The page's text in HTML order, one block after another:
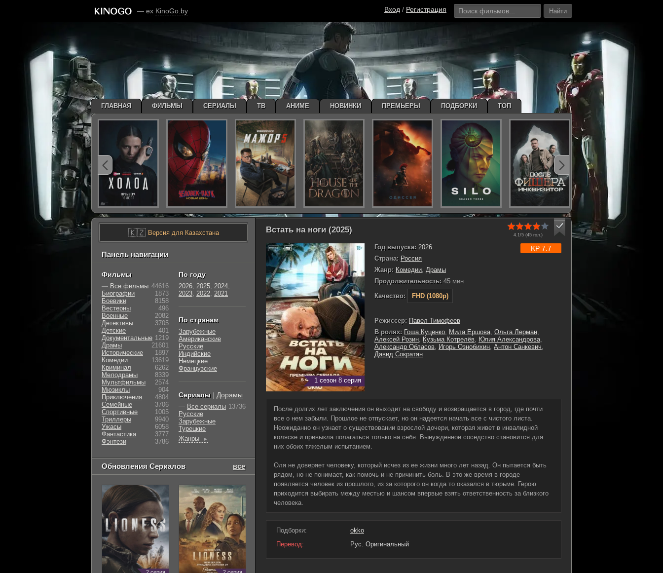
— ex KinoGo.by Вход / Регистрация Найти
Встать на ноги (2025)
4.1/5 (45 гол.)
1 сезон 8 серия
Год выпуска: 2026
Страна: Россия
Жанр: Комедии, Драмы
Продолжительность: 45 мин
Качество:
FHD (1080p)
KP 7.7
Режиссер: Павел Тимофеев
В ролях: Гоша Куценко, Мила Ершова, Ольга Лерман,
Алексей Розин, Кузьма Котрелёв, Юлия Александрова,
Александр Обласов, Игорь Ознобихин, Антон Санкевич,
Давид Сократян
После долгих лет заключения он выходит на свободу и возвращается в город, где почти
все о нем забыли. Прошлое не отпускает, но он надеется начать все с чистого листа.
Неожиданно он узнает о существовании взрослой дочери, которая живет в инвалидной
коляске и привыкла полагаться только на себя. Вынужденное соседство становится для
них обоих тяжелым испытанием.
Оля не доверяет человеку, который исчез из ее жизни много лет назад. Он пытается быть
рядом, но не понимает, как помочь и не причинить боль. В это же время в городе
появляется человек из прошлого, из за которого он когда то оказался в тюрьме. Герою
приходится выбирать между местью и шансом впервые взять ответственность за близкого
человека.
Подборки:
okko
Перевод:
Рус. Оригинальный
🇰🇿Версия для Казахстана
Панель навигации
Фильмы
— Все фильмы 44616
Биографии
1873
Боевики
8158
Вестерны
496
Военные
2082
Детективы
3705
Детские
401
Документальные 1219
Драмы
21601
Исторические
1897
Комедии
13619
Криминал
6262
Мелодрамы
8339
Мультфильмы
2574
Мюзиклы
904
Приключения
4804
Семейные
3706
Cпортивные
1005
Триллеры
9940
Ужасы
6058
Фантастика
3777
Фэнтези
3786
По году
2026, 2025, 2024,
2023, 2022, 2021
По странам
Зарубежные
Американские
Русские
Индийские
Немецкие
Французские
Сериалы | Дорамы
— Все сериалы 13736
Русские
Зарубежные
Турецкие
Жанры
►
Обновления Сериалов все
ГЛАВНАЯ ФИЛЬМЫ СЕРИАЛЫ ТВ АНИМЕ НОВИНКИ ПРЕМЬЕРЫ ПОДБОРКИ ТОП